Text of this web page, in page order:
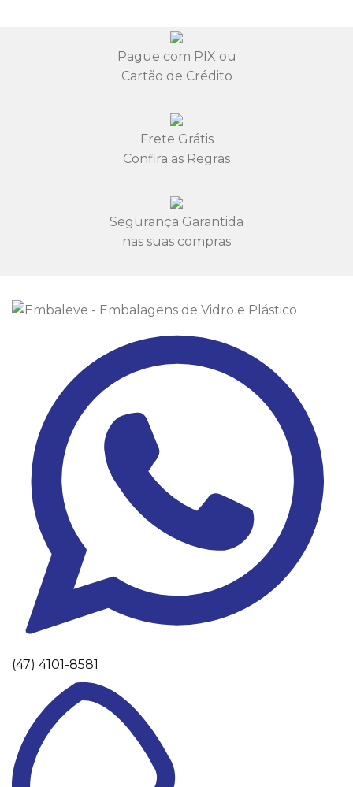
Pague com PIX ou
Cartão de Crédito
Frete Grátis
Confira as Regras
Segurança Garantida
nas suas compras
(47) 4101-8581